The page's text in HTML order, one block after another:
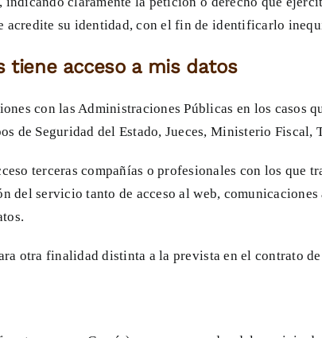
su identidad, con el fin de identificarlo
tiene acceso a mis datos
con las Administraciones Públicas en los casos
de Seguridad del Estado, Jueces, Ministerio
terceras compañías o profesionales con los que
del servicio tanto de acceso al web,
otra finalidad distinta a la prevista en el contrato